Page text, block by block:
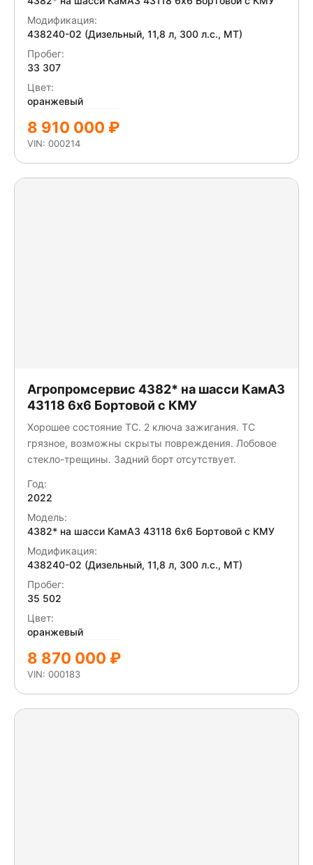
Модификация:
438240-02 (Дизельный, 11,8 л, 300 л.с., МТ)
Пробег:
33 307
Цвет:
оранжевый
8 910 000 ₽
VIN: 000214
Агропромсервис 4382* на шасси КамАЗ
43118 6x6 Бортовой с КМУ
Хорошее состояние ТС. 2 ключа зажигания. ТС
грязное, возможны скрыты повреждения. Лобовое
стекло-трещины. Задний борт отсутствует.
Год:
2022
Модель:
4382* на шасси КамАЗ 43118 6x6 Бортовой с КМУ
Модификация:
438240-02 (Дизельный, 11,8 л, 300 л.с., МТ)
Пробег:
35 502
Цвет:
оранжевый
8 870 000 ₽
VIN: 000183